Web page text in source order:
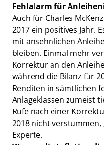
Fehlalarm für
Auch für Charles
2017 ein positives Jahr.
mit ansehnlichen
bleiben. Einmal mehr
Korrektur an den
während die Bilanz für
Renditen in sämtlichen
Anlageklassen zumeist
Rufe nach einer
2018 nicht
Experte.